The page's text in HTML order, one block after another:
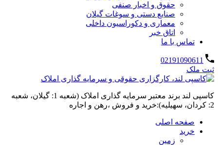
حقوق و اخبار صنفی
صنایع دستی و سوغات گیلان
معماری و دکوراسیون داخلی
اتاق خبر
تماس با ما
02191090611
ثبت ملک
کاسپی لند برند معتبر سرمایه گذاری املاک (شعبه 1: گیلان، شعبه
2: کردان، سهیلیه):خرید و فروش ،رهن و اجاره
صفحه اصلی
خرید
زمین